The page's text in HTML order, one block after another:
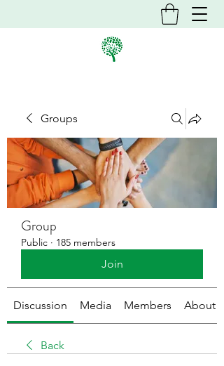
Groups
Group
Public · 185 members
Join
Discussion Media Members About
Back